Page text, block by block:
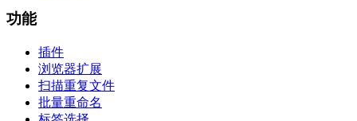
功能
插件
浏览器扩展
扫描重复文件
批量重命名